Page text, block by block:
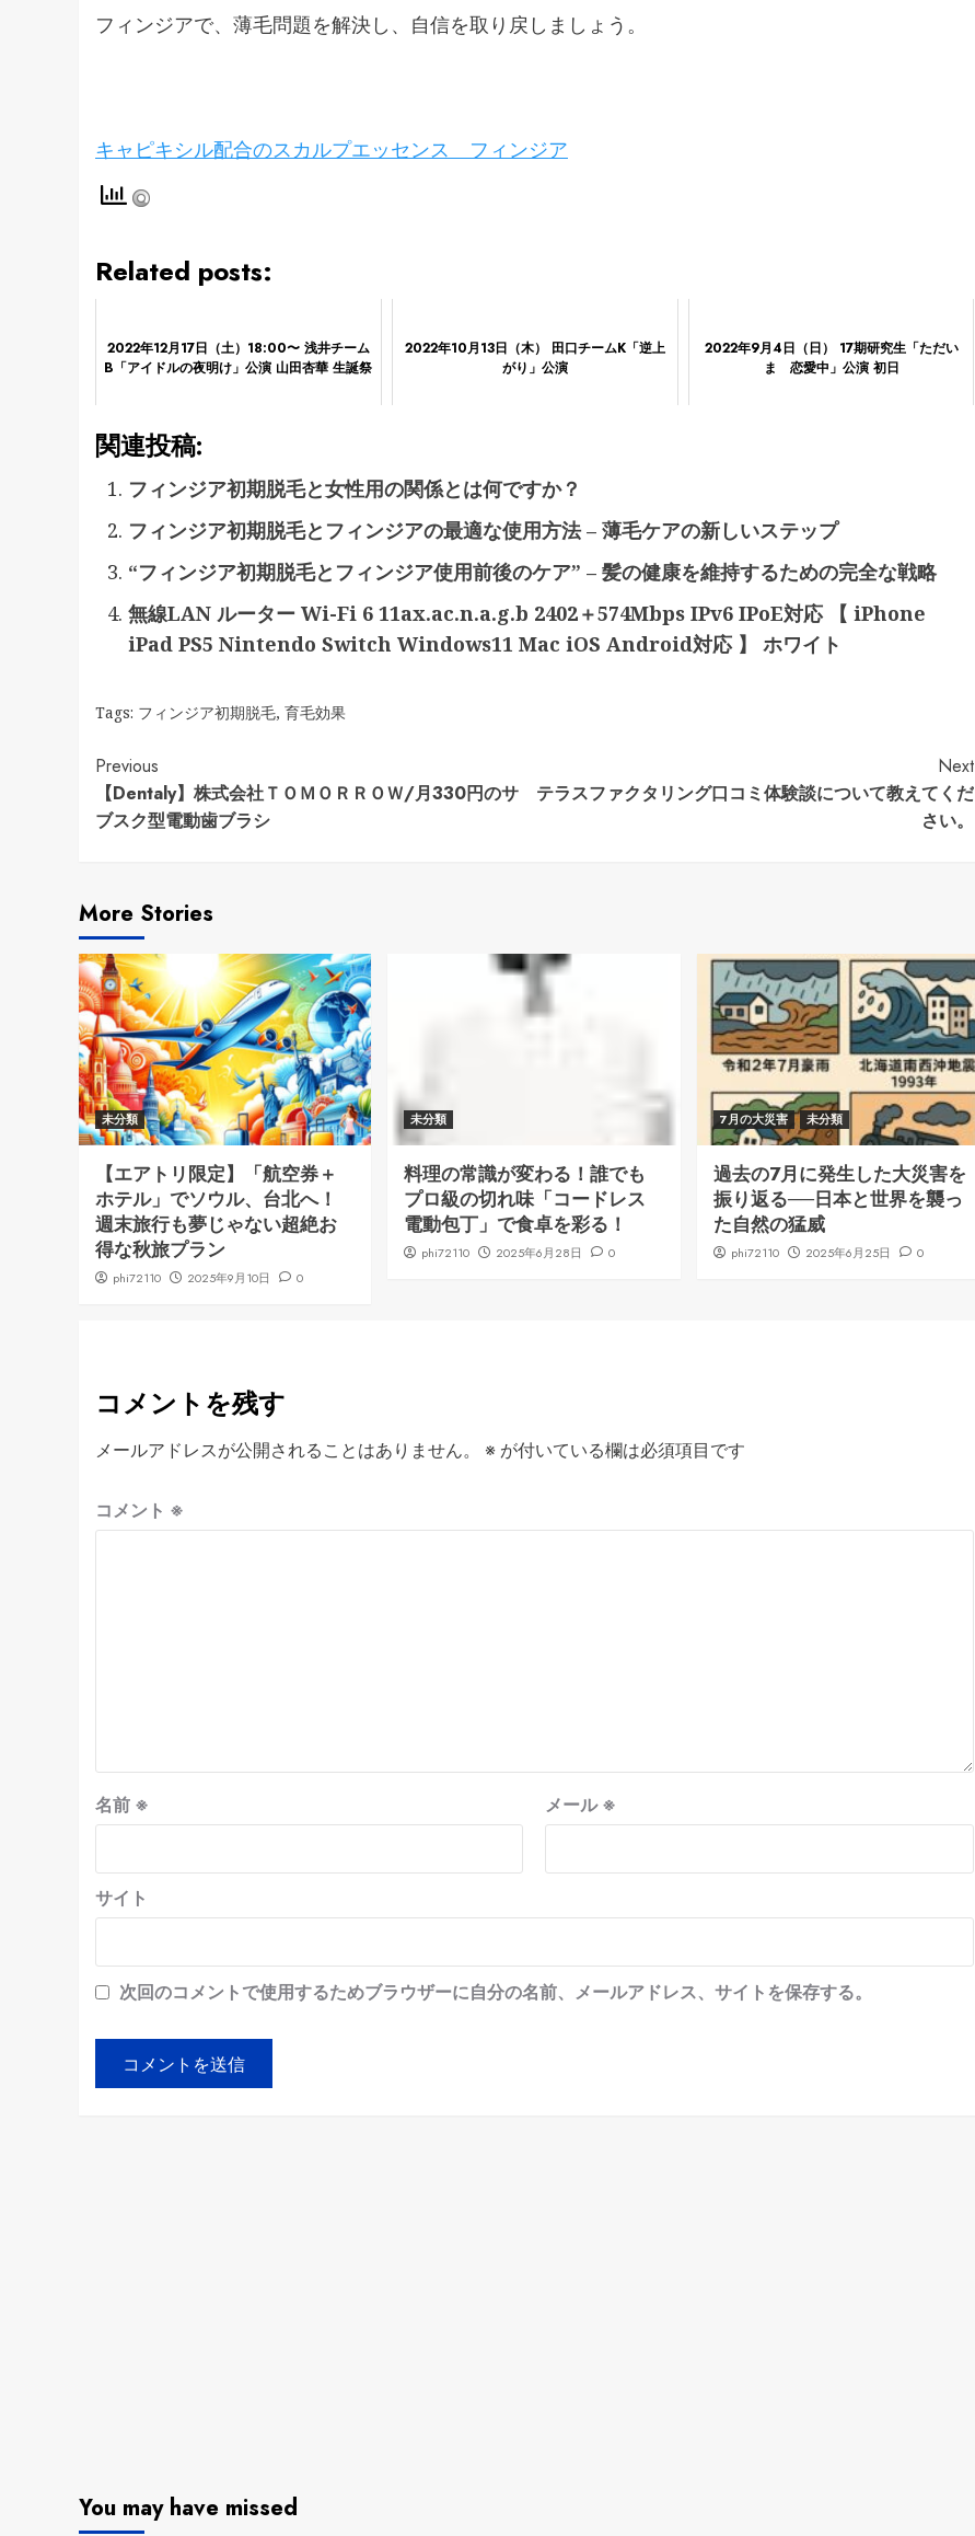
フィンジアで、薄毛問題を解決し、自信を取り戻しましょう。
キャピキシル配合のスカルプエッセンス フィンジア
Related posts:
2022年12月17日（土）18:00〜 浅井チーム
B「アイドルの夜明け」公演 山田杏華 生誕祭
2022年10月13日（木） 田口チームK「逆上
がり」公演
2022年9月4日（日） 17期研究生「ただい
ま 恋愛中」公演 初日
関連投稿:
フィンジア初期脱毛と女性用の関係とは何ですか？
フィンジア初期脱毛とフィンジアの最適な使用方法 – 薄毛ケアの新しいステップ
“フィンジア初期脱毛とフィンジア使用前後のケア” – 髪の健康を維持するための完全な戦略
無線LAN ルーター Wi-Fi 6 11ax.ac.n.a.g.b 2402＋574Mbps IPv6 IPoE対応 【 iPhone
iPad PS5 Nintendo Switch Windows11 Mac iOS Android対応 】 ホワイト
Tags: フィンジア初期脱毛, 育毛効果
Continue
Reading
Previous
【Dentaly】株式会社ＴＯＭＯＲＲＯＷ/月330円のサ
ブスク型電動歯ブラシ
Next
テラスファクタリング口コミ体験談について教えてくだ
さい。
More Stories
未分類
【エアトリ限定】「航空券＋
ホテル」でソウル、台北へ！
週末旅行も夢じゃない超絶お
得な秋旅プラン
phi72110 2025年9月10日 0
未分類
料理の常識が変わる！誰でも
プロ級の切れ味「コードレス
電動包丁」で食卓を彩る！
phi72110 2025年6月28日 0
7月の大災害 未分類
過去の7月に発生した大災害を
振り返る──日本と世界を襲っ
た自然の猛威
phi72110 2025年6月25日 0
コメントを残す
メールアドレスが公開されることはありません。 ※ が付いている欄は必須項目です
コメント ※
名前 ※ メール※
サイト
次回のコメントで使用するためブラウザーに自分の名前、メールアドレス、サイトを保存する。
You may have missed